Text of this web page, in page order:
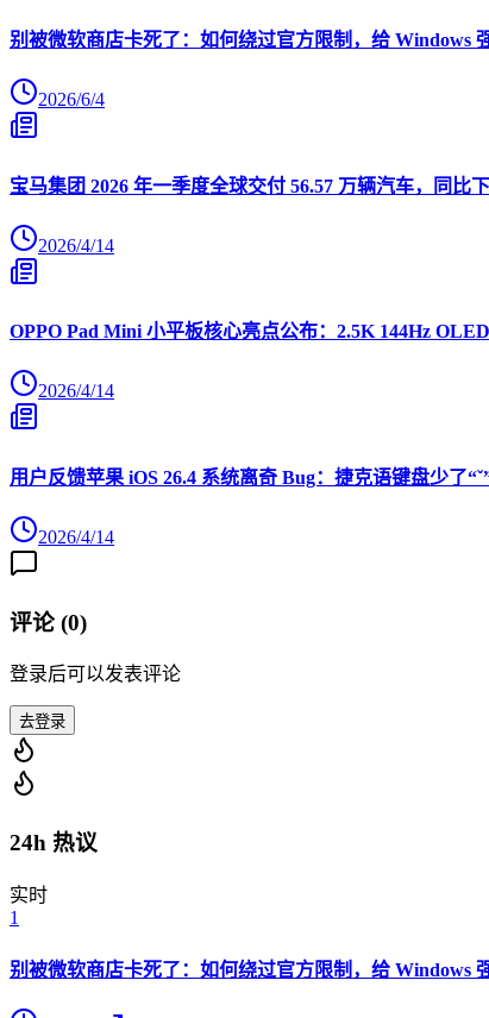
别被微软商店卡死了：如何绕过官方限制，给 Windows
2026/6/4
宝马集团 2026 年一季度全球交付 56.57 万辆汽车，同比
2026/4/14
OPPO Pad Mini 小平板核心亮点公布：2.5K 144Hz
2026/4/14
用户反馈苹果 iOS 26.4 系统离奇 Bug：捷克语键盘少了
2026/4/14
评论 (0)
登录后可以发表评论
去登录
24h 热议
实时
1
别被微软商店卡死了：如何绕过官方限制，给 Windows